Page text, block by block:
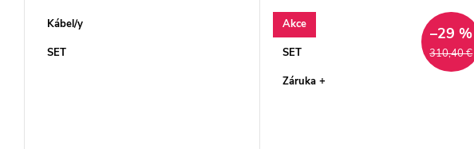
extrémne...
Kábel/y
SET
Akce
SET
Záruka +
310,40 €
–29 %